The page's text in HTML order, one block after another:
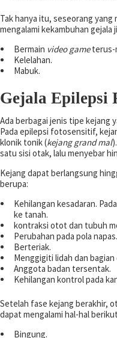
Tak hanya itu, seseorang yang
mengalami kekambuhan
Bermain video gameterus-
Kelelahan.
Mabuk.
Gejala Epilepsi
Ada berbagai jenis tipe kejang
Pada epilepsi fotosensitif,
klonik tonik (kejang grand mal).
satu sisi otak, lalu menyebar
Kejang dapat berlangsung
berupa:
Kehilangan kesadaran.
ke tanah.
kontraksi otot dan tubuh
Perubahan pada pola napas.
Berteriak.
Menggigiti lidah dan bagian
Anggota badan tersentak.
Kehilangan kontrol pada
Setelah fase kejang berakhir,
dapat mengalami hal-hal
Bingung.